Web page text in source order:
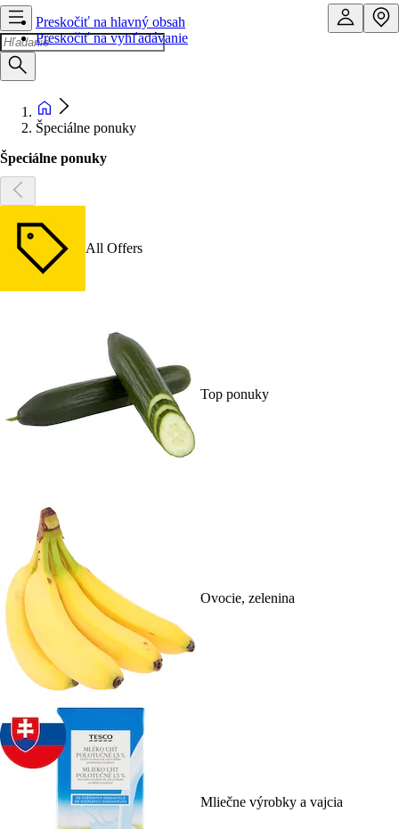
Preskočiť na hlavný obsah
Preskočiť na vyhľadávanie
Špeciálne ponuky
Špeciálne ponuky
All Offers
Top ponuky
Ovocie, zelenina
Mliečne výrobky a vajcia